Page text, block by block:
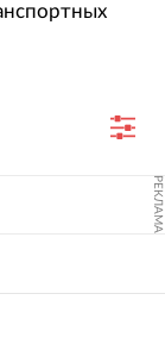
за 2023-
РЕКЛАМА